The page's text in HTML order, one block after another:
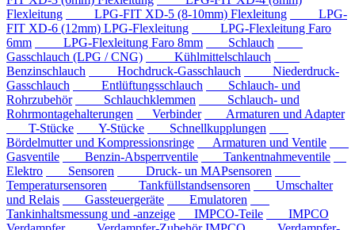
Flexleitung
LPG-FIT XD-5 (8-10mm) Flexleitung
LPG-
FIT XD-6 (12mm) LPG-Flexleitung
LPG-Flexleitung Faro
6mm
LPG-Flexleitung Faro 8mm
Schlauch
Gasschlauch (LPG / CNG)
Kühlmittelschlauch
Benzinschlauch
Hochdruck-Gasschlauch
Niederdruck-
Gasschlauch
Entlüftungsschlauch
Schlauch- und
Rohrzubehör
Schlauchklemmen
Schlauch- und
Rohrmontagehalterungen
Verbinder
Armaturen und Adapter
T-Stücke
Y-Stücke
Schnellkupplungen
Bördelmutter und Kompressionsringe
Armaturen und Ventile
Gasventile
Benzin-Absperrventile
Tankentnahmeventile
Elektro
Sensoren
Druck- un MAPsensoren
Temperatursensoren
Tankfüllstandsensoren
Umschalter
und Relais
Gassteuergeräte
Emulatoren
Tankinhaltsmessung und -anzeige
IMPCO-Teile
IMPCO